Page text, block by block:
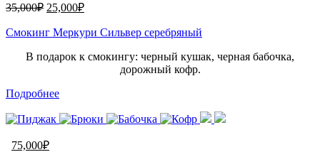
35,000₽ 25,000₽
Смокинг Меркури Сильвер серебряный
В подарок к смокингу: черный кушак, черная бабочка,
дорожный кофр.
Подробнее
75,000₽